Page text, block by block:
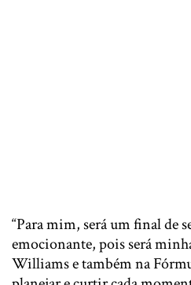
“Para mim, será um final de
emocionante, pois será
Williams e também na